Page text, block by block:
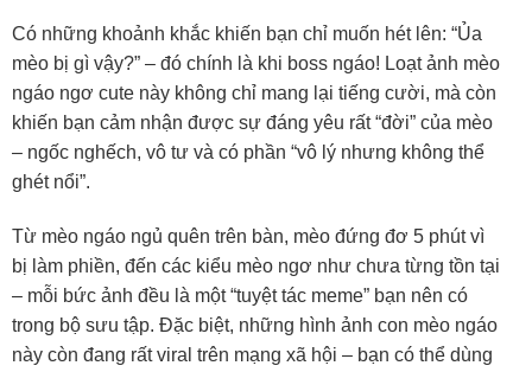
Có những khoảnh khắc khiến bạn chỉ muốn hét lên: “Ủa
mèo bị gì vậy?” – đó chính là khi boss ngáo! Loạt ảnh mèo
ngáo ngơ cute này không chỉ mang lại tiếng cười, mà còn
khiến bạn cảm nhận được sự đáng yêu rất “đời” của mèo
– ngốc nghếch, vô tư và có phần “vô lý nhưng không thể
ghét nổi”.
Từ mèo ngáo ngủ quên trên bàn, mèo đứng đơ 5 phút vì
bị làm phiền, đến các kiểu mèo ngơ như chưa từng tồn tại
– mỗi bức ảnh đều là một “tuyệt tác meme” bạn nên có
trong bộ sưu tập. Đặc biệt, những hình ảnh con mèo ngáo
này còn đang rất viral trên mạng xã hội – bạn có thể dùng